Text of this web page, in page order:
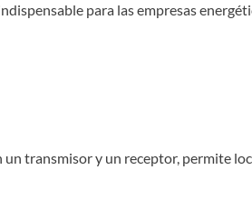
para las empresas
transmisor y un receptor, permite